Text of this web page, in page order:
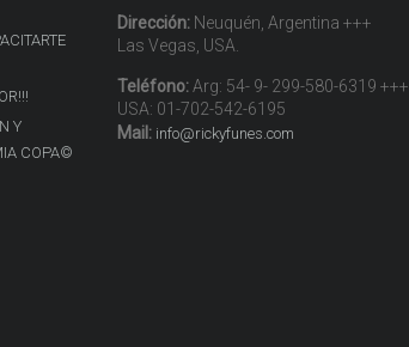
Y
COPA©
Dirección: Neuquén, Argentina +++
Las Vegas, USA.
Teléfono: Arg: 54- 9- 299-580-6319 +++
USA: 01-702-542-6195
Mail: info@rickyfunes.com